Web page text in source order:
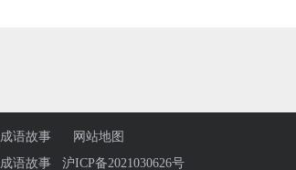
成语故事
网站地图
成语故事 沪ICP备2021030626号